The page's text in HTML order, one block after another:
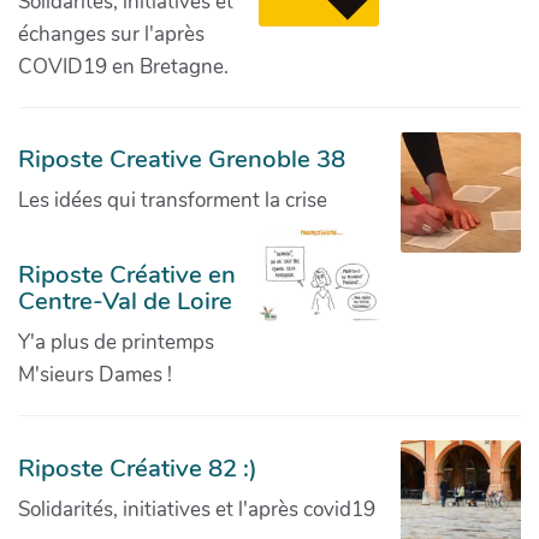
échanges sur l'après
COVID19 en Bretagne.
Riposte Creative Grenoble 38
Les idées qui transforment la crise
Riposte Créative en
Centre-Val de Loire
Y'a plus de printemps
M'sieurs Dames !
Riposte Créative 82 :)
Solidarités, initiatives et l'après covid19